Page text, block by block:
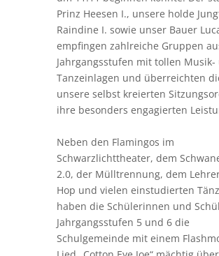
Schwarzlichttheater, dem
2.0, der Mülltrennung, dem
Hop und vielen einstudierten
haben die Schülerinnen und
Jahrgangsstufen 5 und 6 die
Schulgemeinde mit einem
Lied „Cotton Eye Joe“ mächtig
Natürlich kam auch das Gocher
Prinzenpaar der 1. GGK Rot-Weiß
ihrer Garde und dem Gocher
zu Besuch, um die Jecken an der
Gesamtschule würdig zu
wir begrüßten die Garde und
insbesondere unsere Ehemaligen
unserer schuleigenen
„Wir sind Eins“, die den